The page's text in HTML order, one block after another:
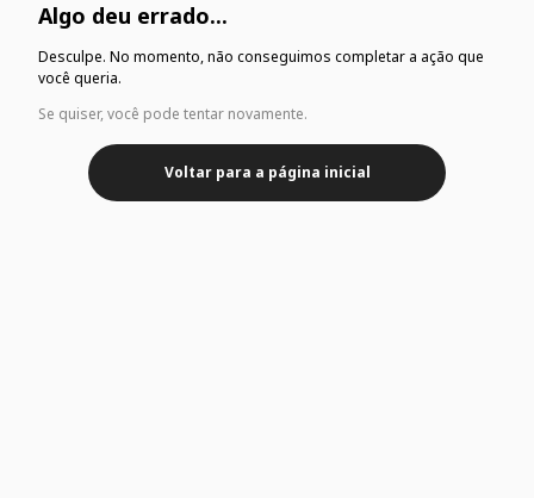
Algo deu errado...
Desculpe. No momento, não conseguimos completar a ação que
você queria.
Se quiser, você pode tentar novamente.
Voltar para a página inicial